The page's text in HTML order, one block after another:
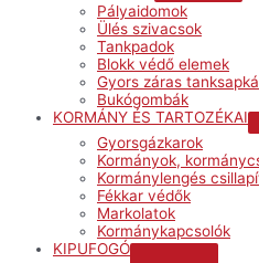
Pályaidomok
Ülés szivacsok
Tankpadok
Blokk védő elemek
Gyors záras
Bukógombák
KORMÁNY ÉS TARTOZÉKAI
Gyorsgázkarok
Kormányok,
Kormánylengés
Fékkar védők
Markolatok
Kormánykapcsolók
KIPUFOGÓ